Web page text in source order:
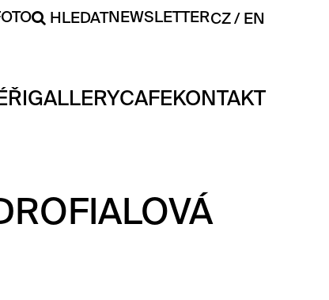
HLEDATNEWSLETTERCZ EN
GALLERYCAFEKONTAKT